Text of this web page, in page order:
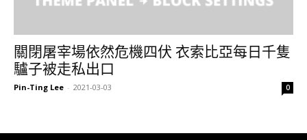
關閉屠宰場依然危機四伏 衣索比亞每日千隻
驢子被走私出口
Pin-Ting Lee - 2021-03-03 0